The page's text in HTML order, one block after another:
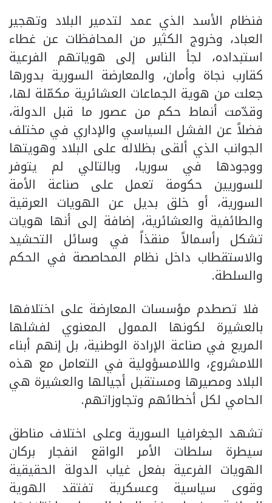
فنظام الأسد الذي عمد لتدمير البلاد وتهجير
العباد، وخروج الكثير من المحافظات عن غطاء
استبداده، لجأ الناس إلى هوياتهم الفرعية
كقارب نجاة وأمان، والمعارضة السورية بدورها
جعلت من هوية الجماعات العشائرية مكمّلة لها،
وقدّمت أنماط حكم من عصور ما قبل الدولة،
فضلاً عن الفشل السياسي والإداري في مختلف
الجوانب الذي ألقى بظلاله على البلاد وهويتها
ووجودها في سوريا، وبالتالي لم يتوفر
للسوريين حكومة تعمل على صناعة الأمة
السورية، أو خلق بديل عن الهويات العرقية
والطائفية والعشائرية، إضافة إلى أنها هويات
تشكل رأسمالاً منقذاً في وسائل التحشيد
والاستقطاب داخل نظام المحاصصة في الحكم
والسلطة.
فلا تصطدم مؤسسات المعارضة على اختلافها
بالعشيرة لكونها الممول المعنوي لفشلها
المريع في صناعة الإرادة الوطنية، بل إنهم أبناء
اللامشروع، واللامسؤولية في التعامل مع هذه
البلاد ومصيرها ومستقبل أجيالها والعشيرة هي
الحامي لكل أخطائهم وتجاوزاتهم.
تشهد الجغرافيا السورية وعلى اختلاف مناطق
سيطرة سلطات الأمر الواقع انفجار بركان
الهويات الفرعية بفعل غياب الدولة الحقيقية
وقوى سياسية وعسكرية تفتقد الهوية